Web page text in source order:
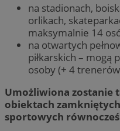
na stadionach,
orlikach,
maksymalnie 14
na otwartych
piłkarskich – mogą
osoby (+ 4
Umożliwiona zostanie
obiektach
sportowych